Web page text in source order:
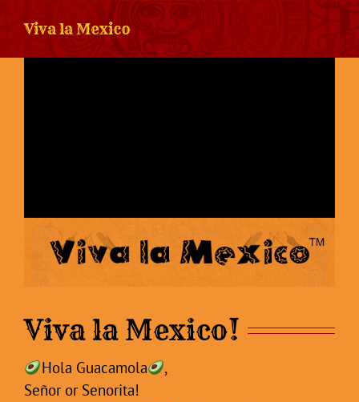
Viva la Mexico
Viva la Mexico!
Hola Guacamola
,
Señor or Senorita!